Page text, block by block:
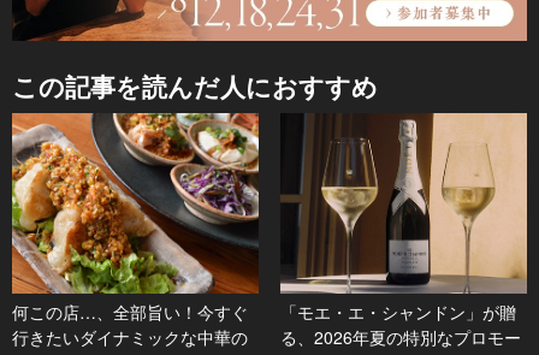
この記事を読んだ人におすすめ
何この店…、全部旨い！今すぐ
行きたいダイナミックな中華の
「モエ・エ・シャンドン」が贈
る、2026年夏の特別なプロモー